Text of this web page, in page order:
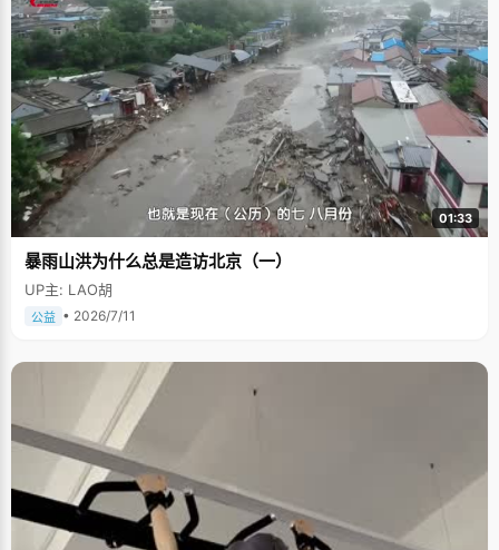
01:33
暴雨山洪为什么总是造访北京（一）
UP主: LAO胡
公益 • 2026/7/11